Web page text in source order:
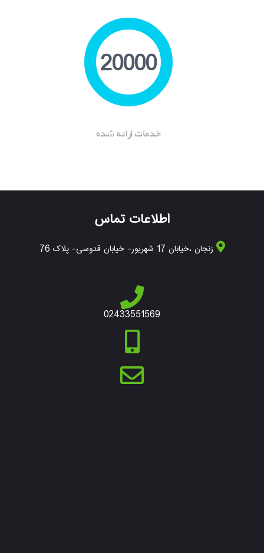
20000
خدمات ارانه شده
اطلاعات تماس
زنجان ،خیابان 17 شهریور- خیابان قدوسی- پلاک 76
02433551569